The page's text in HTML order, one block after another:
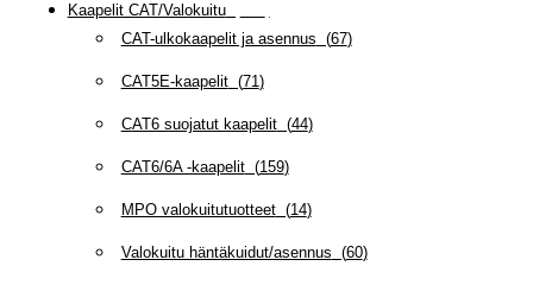
Kaapelit CAT/Valokuitu(
CAT-ulkokaapelit ja asennus (67)
CAT5E-kaapelit(71)
CAT6 suojatut kaapelit(44)
CAT6/6A -kaapelit(159)
MPO valokuitutuotteet(14)
Valokuitu häntäkuidut/asennus (60)